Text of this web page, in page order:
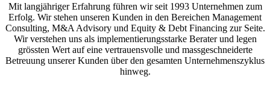
Mit langjähriger Erfahrung führen wir seit 1993 Unternehmen zum
Erfolg. Wir stehen unseren Kunden in den Bereichen Management
Consulting, M&A Advisory und Equity & Debt Financing zur Seite.
Wir verstehen uns als implementierungsstarke Berater und legen
grössten Wert auf eine vertrauensvolle und massgeschneiderte
Betreuung unserer Kunden über den gesamten Unternehmenszyklus
hinweg.